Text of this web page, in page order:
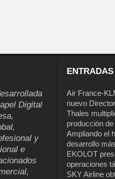
Digital
y
e
Air France-
nuevo
Thales
producción
Ampliando el
desarrollo
EKOLOT
operaciones
SKY Airline